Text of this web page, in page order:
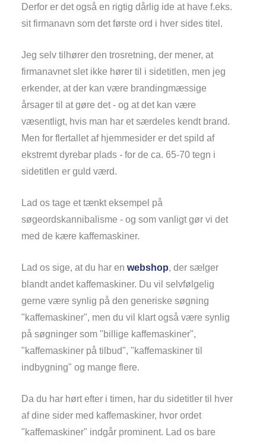
Derfor er det også en rigtig dårlig ide at have f.eks.
sit firmanavn som det første ord i hver sides titel.
Jeg selv tilhører den trosretning, der mener, at
firmanavnet slet ikke hører til i sidetitlen, men jeg
erkender, at der kan være brandingmæssige
årsager til at gøre det - og at det kan være
væsentligt, hvis man har et særdeles kendt brand.
Men for flertallet af hjemmesider er det spild af
ekstremt dyrebar plads - for de ca. 65-70 tegn i
sidetitlen er guld værd.
Lad os tage et tænkt eksempel på
søgeordskannibalisme - og som vanligt gør vi det
med de kære kaffemaskiner.
Lad os sige, at du har en webshop, der sælger
blandt andet kaffemaskiner. Du vil selvfølgelig
gerne være synlig på den generiske søgning
"kaffemaskiner", men du vil klart også være synlig
på søgninger som "billige kaffemaskiner",
"kaffemaskiner på tilbud", "kaffemaskiner til
indbygning" og mange flere.
Da du har hørt efter i timen, har du sidetitler til hver
af dine sider med kaffemaskiner, hvor ordet
"kaffemaskiner" indgår prominent. Lad os bare